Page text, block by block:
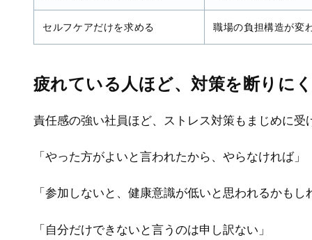
セルフケアだけを求める 職場の負担構造が変
疲れている人ほど、対策を断りに
責任感の強い社員ほど、ストレス対策もまじめに受
「やった方がよいと言われたから、やらなければ」
「参加しないと、健康意識が低いと思われるかもし
「自分だけできないと言うのは申し訳ない」